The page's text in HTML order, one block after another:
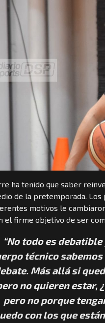
ha tenido que saber
de la pretemporada.
motivos le
el firme objetivo de ser
“No todo es
técnico
Más allá si
no quieren estar,
pero no porque
con los que